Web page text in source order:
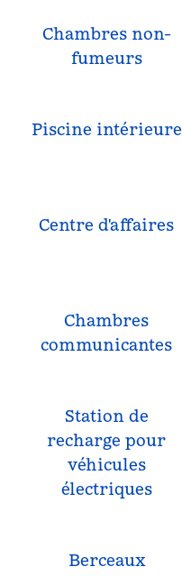
Chambres non-
fumeurs
Piscine intérieure
Centre d'affaires
Chambres
communicantes
Station de
recharge pour
véhicules
électriques
Berceaux